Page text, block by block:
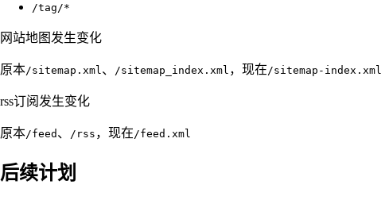
/tag/*
网站地图发生变化
原本/sitemap.xml 、 /sitemap_index.xml ，现在 /sitemap-index.xml
rss订阅发生变化
原本/feed 、 /rss ，现在 /feed.xml
后续计划